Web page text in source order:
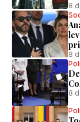
8
8
8